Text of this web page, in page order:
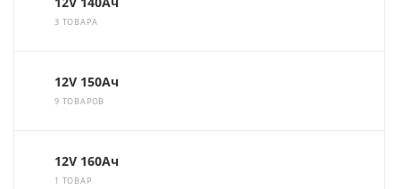
3 ТОВАРА
12V 150Ач
9 ТОВАРОВ
12V 160Ач
1 ТОВАР